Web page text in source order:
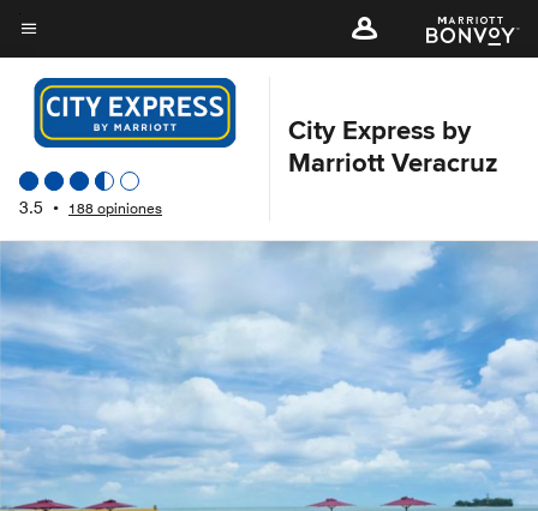
Skip
to
main
content
Texto del menú
3.5 • 188 opiniones
City Express by
Marriott Veracruz